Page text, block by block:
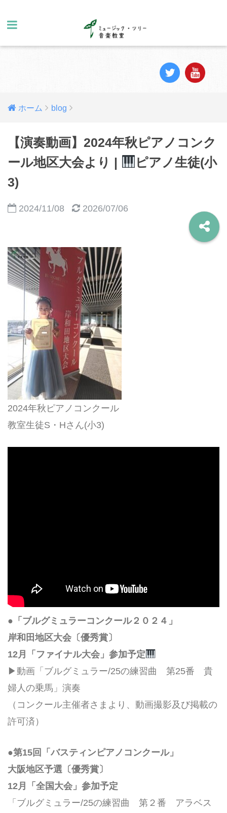
ホーム blog
【演奏動画】2024年秋ピアノコンク
ール地区大会より |
ピアノ生徒(小
3)
2024/11/08 2026/07/06
2024年秋ピアノコンクール
教室生徒S・Hさん(小3)
●「ブルグミュラーコンクール２０２４」
岸和田地区大会〔優秀賞〕
12月「ファイナル大会」参加予定
▶動画「ブルグミュラー/25の練習曲 第25番 貴
婦人の乗馬」演奏
（コンクール主催者さまより、動画撮影及び掲載の
許可済）
●第15回「バスティンピアノコンクール」
大阪地区予選〔優秀賞〕
12月「全国大会」参加予定
「ブルグミュラー/25の練習曲 第２番 アラベス